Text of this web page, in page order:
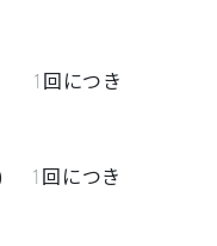
1回につき
1回につき